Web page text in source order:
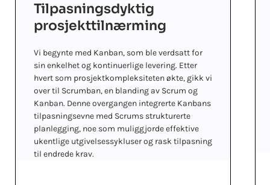
Tilpasningsdyktig
prosjekttilnærming
Vi begynte med Kanban, som ble verdsatt for
sin enkelhet og kontinuerlige levering. Etter
hvert som prosjektkompleksiteten økte, gikk vi
over til Scrumban, en blanding av Scrum og
Kanban. Denne overgangen integrerte Kanbans
tilpasningsevne med Scrums strukturerte
planlegging, noe som muliggjorde effektive
ukentlige utgivelsessykluser og rask tilpasning
til endrede krav.